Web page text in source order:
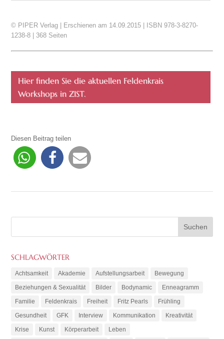
© PIPER Verlag | Erschienen am 14.09.2015 | ISBN 978-3-8270-
1238-8 | 368 Seiten
Hier finden Sie die aktuellen Feldenkrais
Workshops in ZIST.
Diesen Beitrag teilen
SCHLAGWÖRTER
Achtsamkeit Akademie Aufstellungsarbeit
Bewegung
Beziehungen & Sexualität
Bilder Bodynamic
Enneagramm
Familie
Feldenkrais Freiheit Fritz Pearls
Frühling
Gesundheit
GFK Interview Kommunikation
Kreativität
Krise
Kunst Körperarbeit Leben